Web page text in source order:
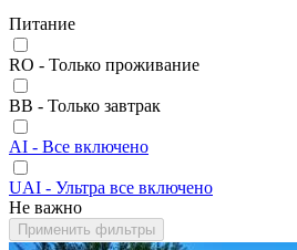
Питание
RO - Только проживание
BB - Только завтрак
AI - Все включено
UAI - Ультра все включено
Не важно
Применить фильтры